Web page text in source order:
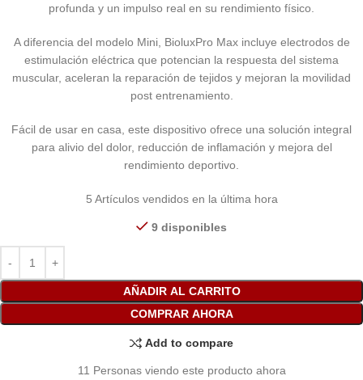
profunda y un impulso real en su rendimiento físico.
A diferencia del modelo Mini, BioluxPro Max incluye electrodos de
estimulación eléctrica que potencian la respuesta del sistema
muscular, aceleran la reparación de tejidos y mejoran la movilidad
post entrenamiento.
Fácil de usar en casa, este dispositivo ofrece una solución integral
para alivio del dolor, reducción de inflamación y mejora del
rendimiento deportivo.
5 Artículos vendidos en la última hora
9 disponibles
AÑADIR AL CARRITO
COMPRAR AHORA
Add to compare
11 Personas viendo este producto ahora